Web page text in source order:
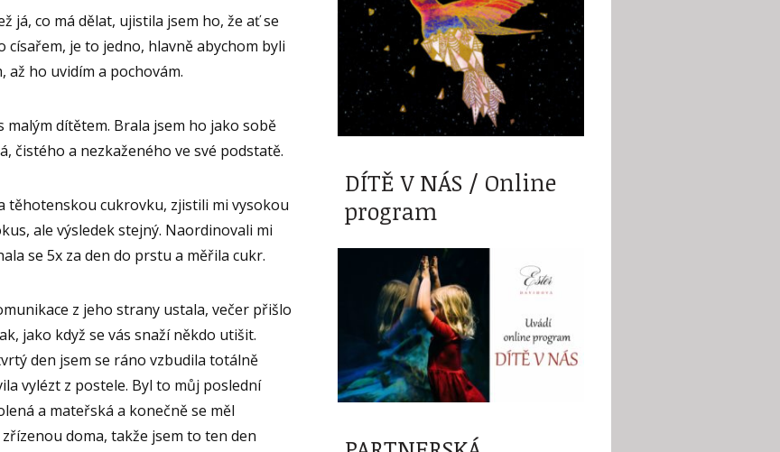
já, co má dělat, ujistila jsem ho, že ať se
je to jedno, hlavně abychom byli
až ho uvidím a pochovám.
malým dítětem. Brala jsem ho jako sobě
čistého a nezkaženého ve své podstatě.
těhotenskou cukrovku, zjistili mi vysokou
ale výsledek stejný. Naordinovali mi
se 5x za den do prstu a měřila cukr.
z jeho strany ustala, večer přišlo
jako když se vás snaží někdo utišit.
den jsem se ráno vzbudila totálně
vylézt z postele. Byl to můj poslední
a mateřská a konečně se měl
doma, takže jsem to ten den
DÍTĚ V NÁS / Online
program